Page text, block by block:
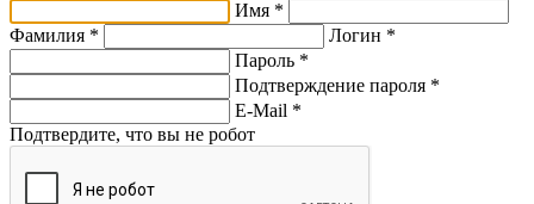
Имя *
Фамилия *
Логин *
Пароль *
Подтверждение пароля *
E-Mail *
Подтвердите, что вы не робот